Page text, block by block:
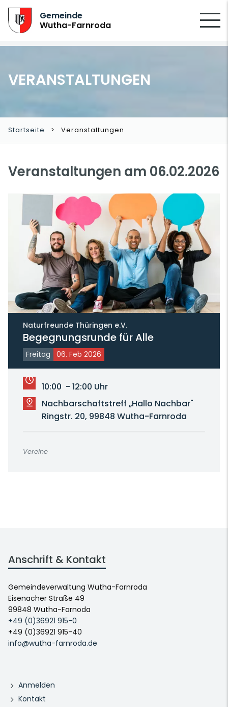
Gemeinde
Wutha-Farnroda
VERANSTALTUNGEN
Startseite Veranstaltungen
Veranstaltungen am 06.02.2026
Naturfreunde Thüringen e.V.
Begegnungsrunde für Alle
Freitag 06. Feb 2026
10:00 - 12:00 Uhr
Nachbarschaftstreff „Hallo Nachbar"
Ringstr. 20, 99848 Wutha-Farnroda
Vereine
Anschrift & Kontakt
Gemeindeverwaltung Wutha-Farnroda
Eisenacher Straße 49
99848 Wutha-Farnoda
+49 (0)36921 915-0
+49 (0)36921 915-40
info@wutha-farnroda.de
Anmelden
Kontakt